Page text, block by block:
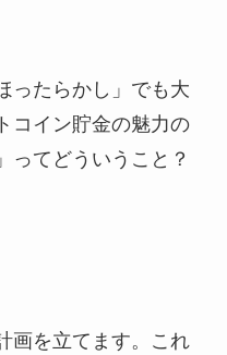
ったらかし」でも大
コイン貯金の魅力の
ってどういうこと？
画を立てます。これ